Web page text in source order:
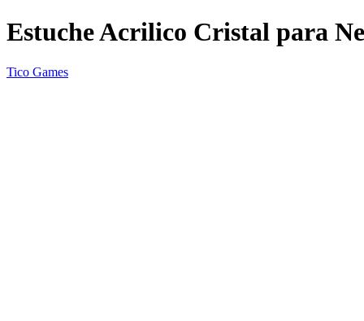
Estuche Acrilico Cristal para
Tico Games